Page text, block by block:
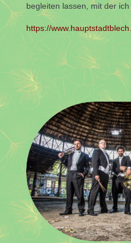
begleiten lassen, mit der
https://